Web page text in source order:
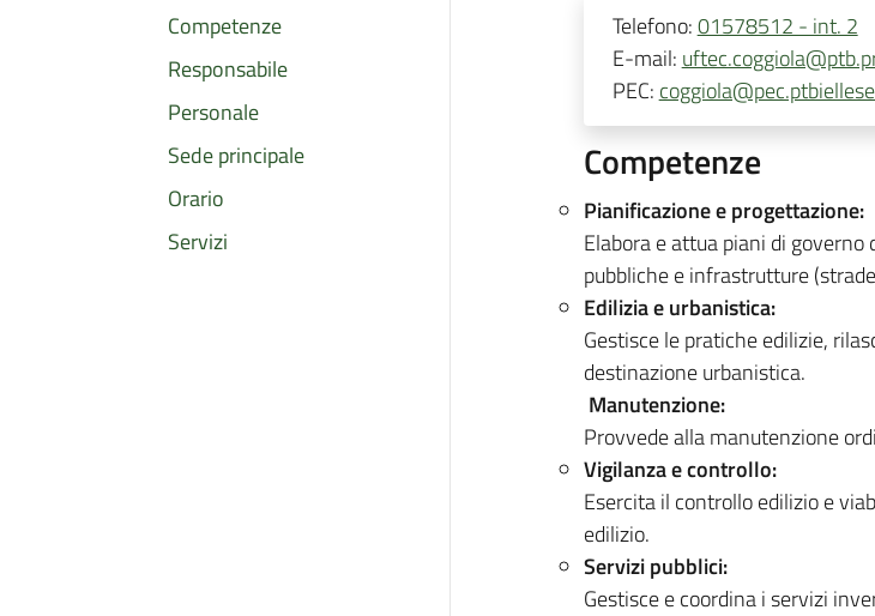
Competenze
Responsabile
Personale
Sede principale
Orario
Servizi
Telefono:01578512 - int. 2
E-mail:
PEC:
Competenze
Pianificazione e progettazione:
Elabora e attua piani di
pubbliche e infrastrutture
Edilizia e urbanistica:
Gestisce le pratiche edilizie,
destinazione urbanistica.
Manutenzione:
Provvede alla manutenzione
Vigilanza e controllo:
Esercita il controllo edilizio e
edilizio.
Servizi pubblici:
Gestisce e coordina i servizi